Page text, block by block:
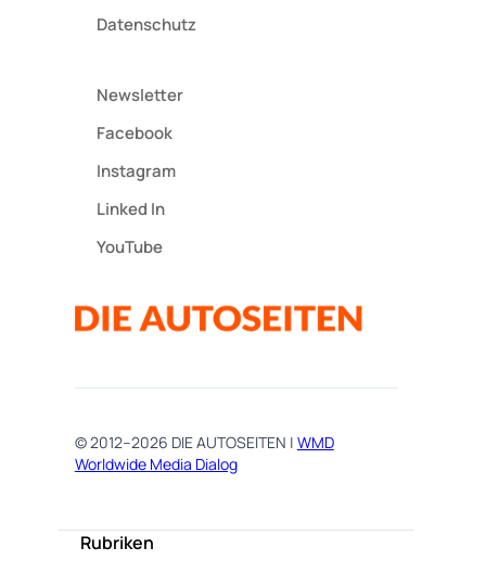
Datenschutz
Newsletter
Facebook
Instagram
Linked In
YouTube
© 2012–2026 DIE AUTOSEITEN | WMD
Worldwide Media Dialog
Rubriken